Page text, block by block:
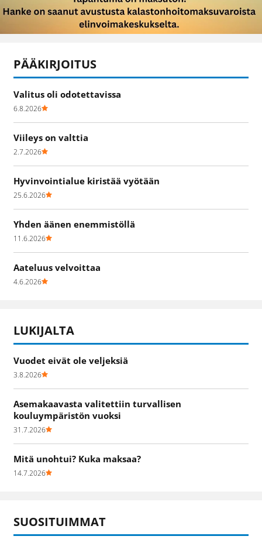
PÄÄKIRJOITUS
Valitus oli odotettavissa
6.8.2026
Viileys on valttia
2.7.2026
Hyvinvointialue kiristää vyötään
25.6.2026
Yhden äänen enemmistöllä
11.6.2026
Aateluus velvoittaa
4.6.2026
LUKIJALTA
Vuodet eivät ole veljeksiä
3.8.2026
Asemakaavasta valitettiin turvallisen
kouluympäristön vuoksi
31.7.2026
Mitä unohtui? Kuka maksaa?
14.7.2026
SUOSITUIMMAT